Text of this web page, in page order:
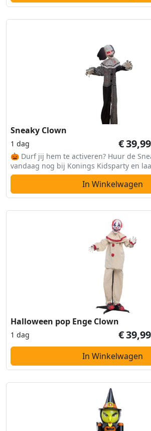
Sneaky Clown
1 dag €39,99
🎃 Durf jij hem te activeren? Huur de
vandaag nog bij Konings Kidsparty en
huiveren van angst!
In Winkelwagen
Halloween pop Enge Clown
1 dag €39,99
In Winkelwagen